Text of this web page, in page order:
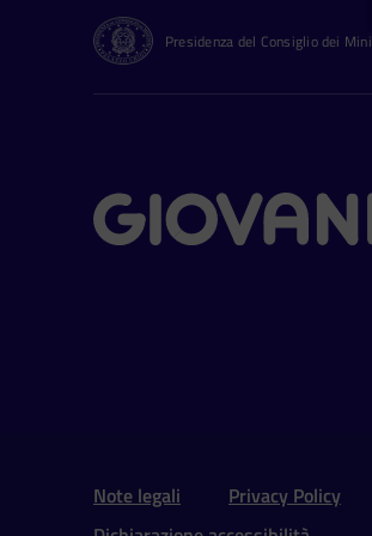
Presidenza del Consiglio dei
Contatti
Sezione Link
Note legali Privacy Policy